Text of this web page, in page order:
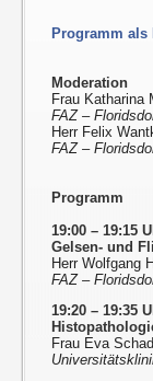
Programm als
Moderation
Frau Katharina
FAZ –
Herr Felix
FAZ –
Programm
19:00 – 19:15
Gelsen- und
Herr Wolfgang
FAZ –
19:20 – 19:35
Frau Eva